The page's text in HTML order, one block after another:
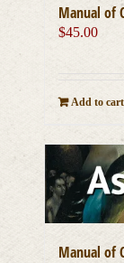
Manual of
$45.00
Add to cart
Manual of